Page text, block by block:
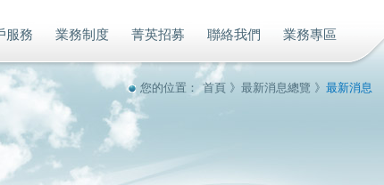
服務 業務制度 菁英招募 聯絡我們 業務專區
您的位置： 首頁 》 最新消息總覽 》 最新消息